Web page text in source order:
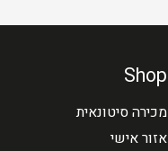
Shop
מכירה סיטונאית
אזור אישי